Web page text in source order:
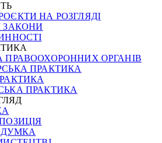
НА РОЗГЛЯДІ
ЗАКОНИ
ПРАВООХОРОННИХ ОРГАНІВ
ПРАКТИКА
ПРАКТИКА